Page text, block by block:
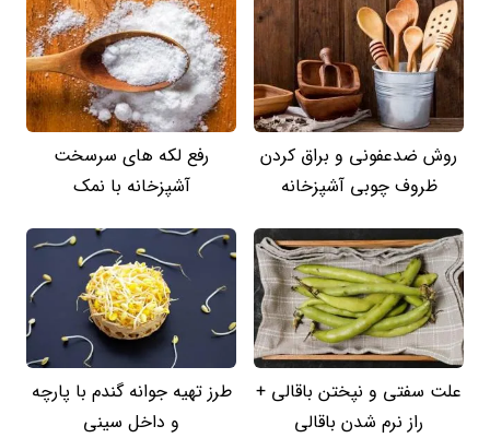
روش ضدعفونی و براق کردن
ظروف چوبی آشپزخانه
رفع لکه های سرسخت
آشپزخانه با نمک
علت سفتی و نپختن باقالی +
راز نرم شدن باقالی
طرز تهیه جوانه گندم با پارچه
و داخل سینی